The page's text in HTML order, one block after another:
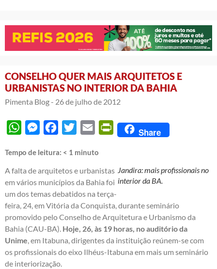
CONSELHO QUER MAIS ARQUITETOS E
URBANISTAS NO INTERIOR DA BAHIA
Pimenta Blog - 26 de julho de 2012
WhatsAppMessengerFacebook
Twitter Email PrintFriendly
Share
Tempo de leitura: < 1 minuto
Jandira: mais profissionais no
interior da BA.
A falta de arquitetos e urbanistas
em vários municípios da Bahia foi
um dos temas debatidos na terça-
feira, 24, em Vitória da Conquista, durante seminário
promovido pelo Conselho de Arquitetura e Urbanismo da
Bahia (CAU-BA). Hoje, 26, às 19 horas, no auditório da
Unime, em Itabuna, dirigentes da instituição reúnem-se com
os profissionais do eixo Ilhéus-Itabuna em mais um seminário
de interiorização.